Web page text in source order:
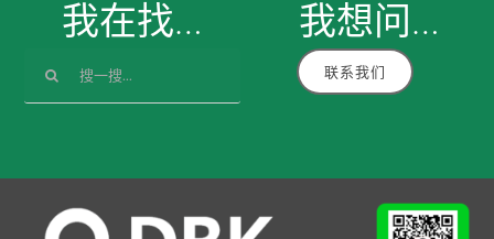
我在找…
索：
我想问…
联系我们